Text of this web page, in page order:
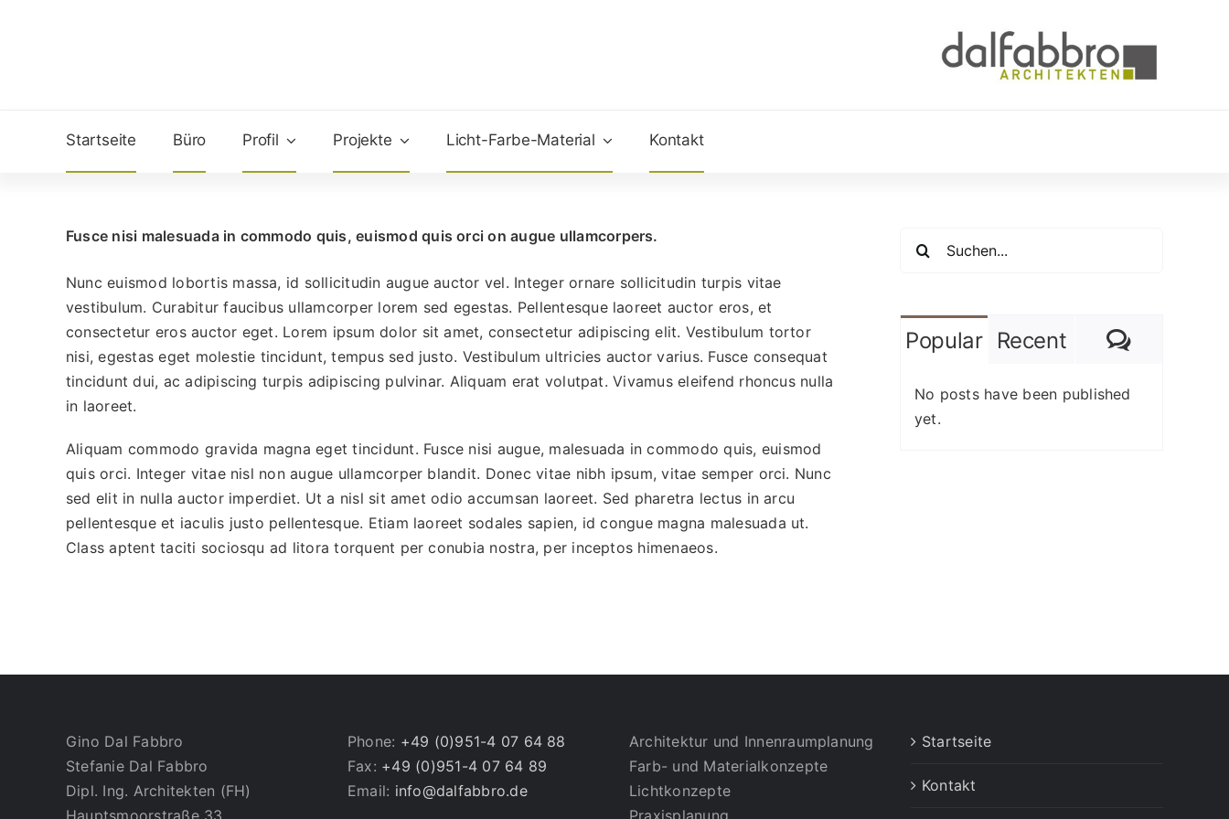
Startseite Büro Profil Projekte Licht-Farbe-Material Kontakt
Fusce nisi malesuada in commodo quis, euismod quis orci on augue ullamcorpers.
Nunc euismod lobortis massa, id sollicitudin augue auctor vel. Integer ornare sollicitudin turpis vitae
vestibulum. Curabitur faucibus ullamcorper lorem sed egestas. Pellentesque laoreet auctor eros, et
consectetur eros auctor eget. Lorem ipsum dolor sit amet, consectetur adipiscing elit. Vestibulum tortor
nisi, egestas eget molestie tincidunt, tempus sed justo. Vestibulum ultricies auctor varius. Fusce consequat
tincidunt dui, ac adipiscing turpis adipiscing pulvinar. Aliquam erat volutpat. Vivamus eleifend rhoncus nulla
in laoreet.
Aliquam commodo gravida magna eget tincidunt. Fusce nisi augue, malesuada in commodo quis, euismod
quis orci. Integer vitae nisl non augue ullamcorper blandit. Donec vitae nibh ipsum, vitae semper orci. Nunc
sed elit in nulla auctor imperdiet. Ut a nisl sit amet odio accumsan laoreet. Sed pharetra lectus in arcu
pellentesque et iaculis justo pellentesque. Etiam laoreet sodales sapien, id congue magna malesuada ut.
Class aptent taciti sociosqu ad litora torquent per conubia nostra, per inceptos himenaeos.
nach:
Popular Recent
No posts have been published
yet.
Gino Dal Fabbro
Stefanie Dal Fabbro
Dipl. Ing. Architekten (FH)
Hauptsmoorstraße 33
Phone: +49 (0)951-4 07 64 88
Fax: +49 (0)951-4 07 64 89
Email: info@dalfabbro.de
Architektur und Innenraumplanung
Farb- und Materialkonzepte
Lichtkonzepte
Praxisplanung
Startseite
Kontakt